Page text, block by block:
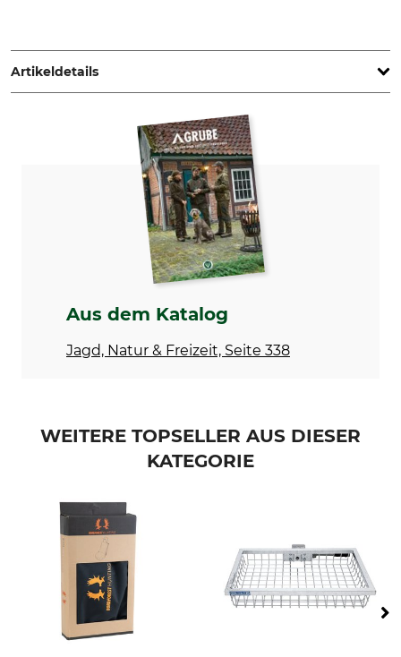
www.grube.de
Artikeldetails
Nordforest Hunting
Produkttyp
Schonbezug
Modellbezeichnung
Aus dem Katalog
Jagd, Natur & Freizeit, Seite 338
WEITERE TOPSELLER AUS DIESER
KATEGORIE